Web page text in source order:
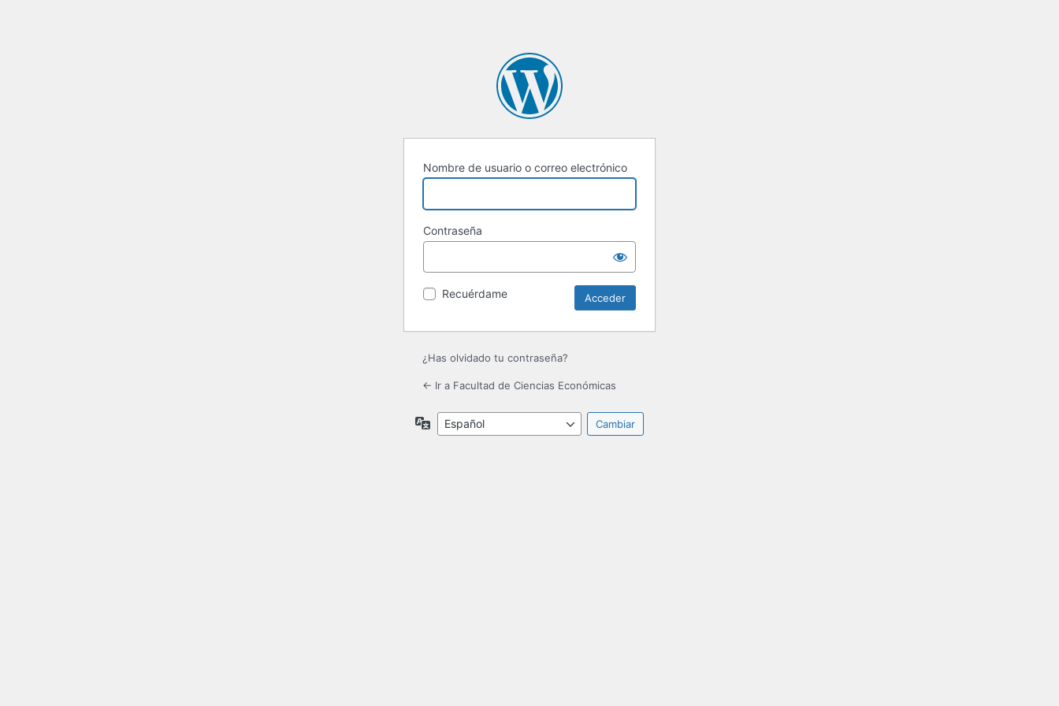
Nombre de usuario o correo electrónico
Contraseña
Recuérdame
¿Has olvidado tu contraseña?
← Ir a Facultad de Ciencias Económicas
Idioma